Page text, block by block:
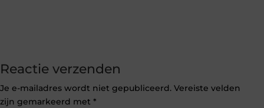
Reactie verzenden
Je e-mailadres wordt niet gepubliceerd. Vereiste velden
zijn gemarkeerd met *